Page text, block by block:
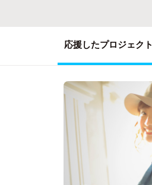
応援したプロジェクト